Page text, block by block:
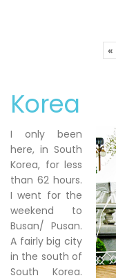
«
Korea
I only been
here, in South
Korea, for less
than 62 hours.
I went for the
weekend to
Busan/ Pusan.
A fairly big city
in the south of
South Korea.